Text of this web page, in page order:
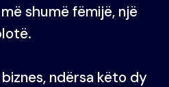
shumë fëmijë, një
ndërsa këto dy